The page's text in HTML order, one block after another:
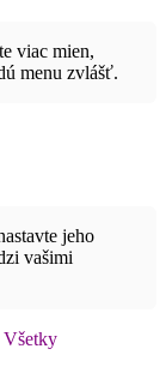
viac mien,
menu zvlášť.
jeho
vašimi